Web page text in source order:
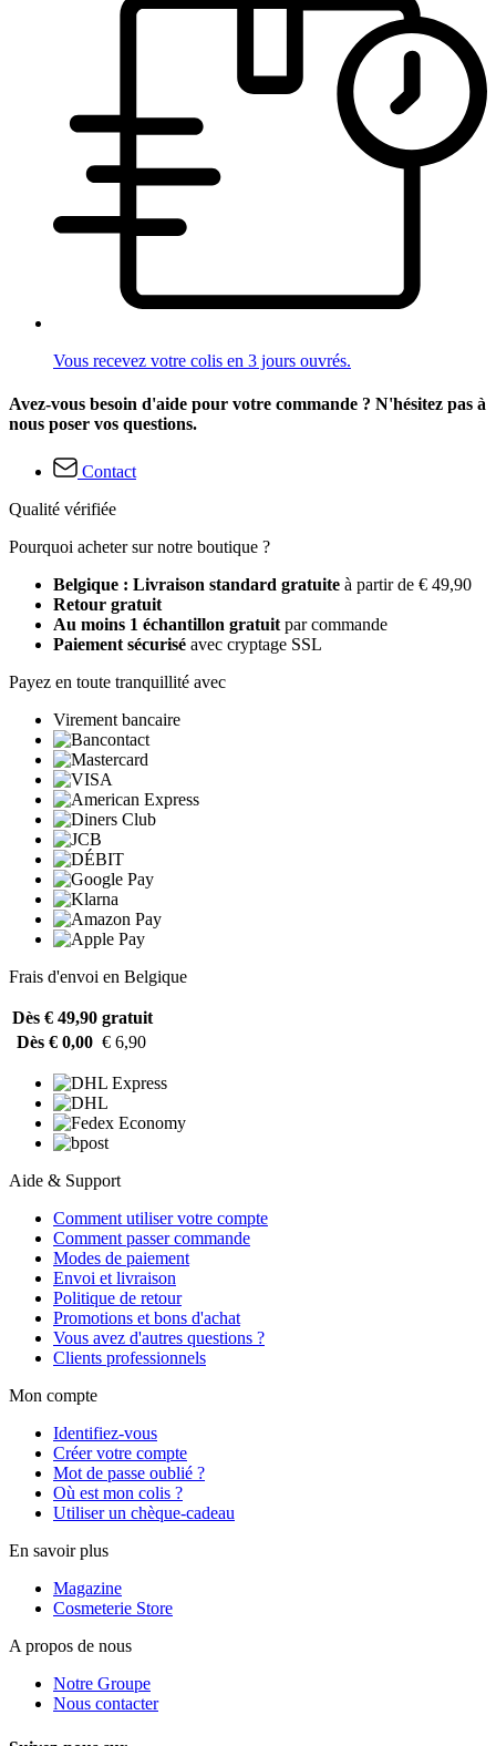
Vous recevez votre colis en 3 jours ouvrés.
Avez-vous besoin d'aide pour votre commande ? N'hésitez pas à
nous poser vos questions.
Contact
Qualité vérifiée
Pourquoi acheter sur notre boutique ?
Belgique : Livraison standard gratuite à partir de € 49,90
Retour gratuit
Au moins 1 échantillon gratuit par commande
Paiement sécurisé avec cryptage SSL
Payez en toute tranquillité avec
Virement bancaire
Frais d'envoi en Belgique
Dès € 49,90 gratuit
Dès € 0,00 € 6,90
Aide & Support
Comment utiliser votre compte
Comment passer commande
Modes de paiement
Envoi et livraison
Politique de retour
Promotions et bons d'achat
Vous avez d'autres questions ?
Clients professionnels
Mon compte
Identifiez-vous
Créer votre compte
Mot de passe oublié ?
Où est mon colis ?
Utiliser un chèque-cadeau
En savoir plus
Magazine
Cosmeterie Store
A propos de nous
Notre Groupe
Nous contacter